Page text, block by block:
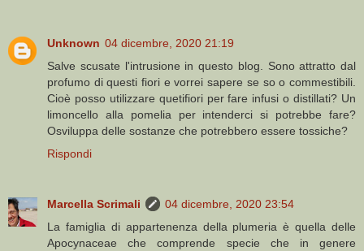
Unknown 04 dicembre, 2020 21:19
Salve scusate l'intrusione in questo blog. Sono attratto dal
profumo di questi fiori e vorrei sapere se so o commestibili.
Cioè posso utilizzare quetifiori per fare infusi o distillati? Un
limoncello alla pomelia per intenderci si potrebbe fare?
Osviluppa delle sostanze che potrebbero essere tossiche?
Rispondi
Marcella Scrimali
04 dicembre, 2020 23:54
La famiglia di appartenenza della plumeria è quella delle
Apocynaceae che comprende specie che in genere